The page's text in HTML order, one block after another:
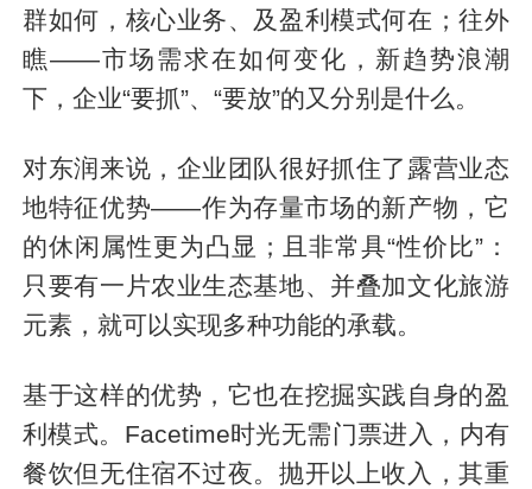
群如何，核心业务、及盈利模式何在；往外
瞧——市场需求在如何变化，新趋势浪潮
下，企业“要抓”、“要放”的又分别是什么。
对东润来说，企业团队很好抓住了露营业态
地特征优势——作为存量市场的新产物，它
的休闲属性更为凸显；且非常具“性价比”：
只要有一片农业生态基地、并叠加文化旅游
元素，就可以实现多种功能的承载。
基于这样的优势，它也在挖掘实践自身的盈
利模式。Facetime时光无需门票进入，内有
餐饮但无住宿不过夜。抛开以上收入，其重